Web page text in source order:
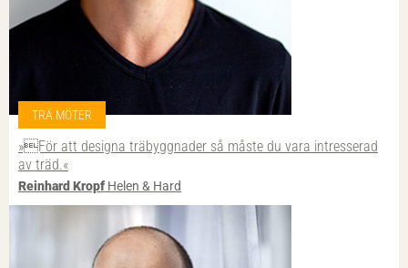
TRÄ MÖTER
»För att designa trä­byggnader så måste du vara intresserad
av träd.«
Reinhard Kropf Helen & Hard